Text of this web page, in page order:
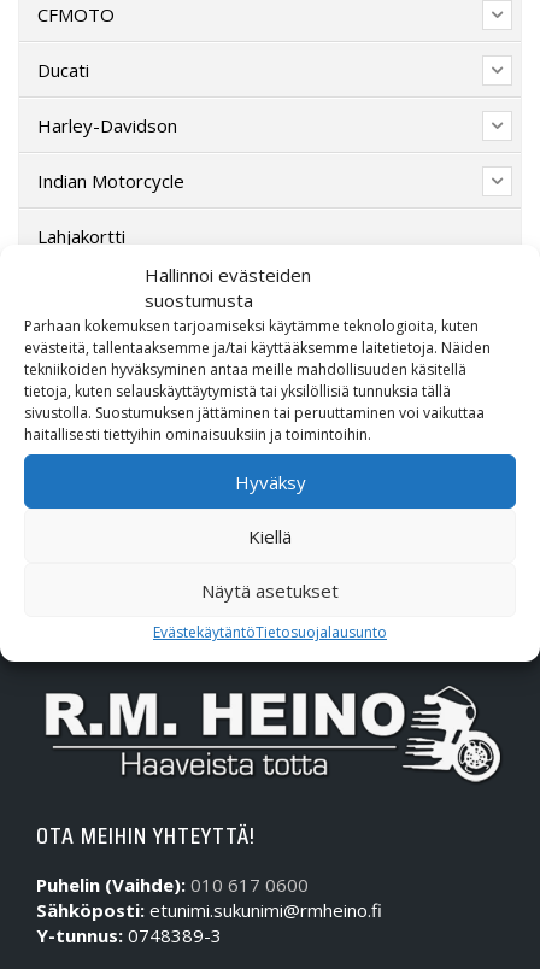
Hallinnoi evästeiden
suostumusta
Parhaan kokemuksen tarjoamiseksi käytämme teknologioita, kuten
evästeitä, tallentaaksemme ja/tai käyttääksemme laitetietoja. Näiden
tekniikoiden hyväksyminen antaa meille mahdollisuuden käsitellä
tietoja, kuten selauskäyttäytymistä tai yksilöllisiä tunnuksia tällä
sivustolla. Suostumuksen jättäminen tai peruuttaminen voi vaikuttaa
haitallisesti tiettyihin ominaisuuksiin ja toimintoihin.
Hyväksy
Kiellä
Näytä asetukset
EvästekäytäntöTietosuojalausunto
CFMOTO
Ducati
Harley-Davidson
Indian Motorcycle
Lahjakortti
Poistotori
Polaris
Suzuki
SW-Motech
OTA MEIHIN YHTEYTTÄ!
Puhelin (Vaihde): 010 617 0600
Sähköposti: etunimi.sukunimi@rmheino.fi
Y-tunnus: 0748389-3